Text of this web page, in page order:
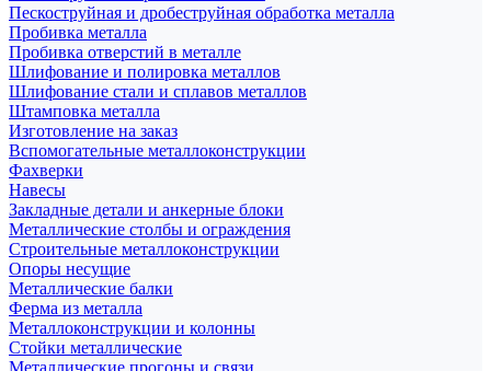
Пескоструйная и дробеструйная обработка металла
Пробивка металла
Пробивка отверстий в металле
Шлифование и полировка металлов
Шлифование стали и сплавов металлов
Штамповка металла
Изготовление на заказ
Вспомогательные металлоконструкции
Фахверки
Навесы
Закладные детали и анкерные блоки
Металлические столбы и ограждения
Строительные металлоконструкции
Опоры несущие
Металлические балки
Ферма из металла
Металлоконструкции и колонны
Стойки металлические
Металлические прогоны и связи